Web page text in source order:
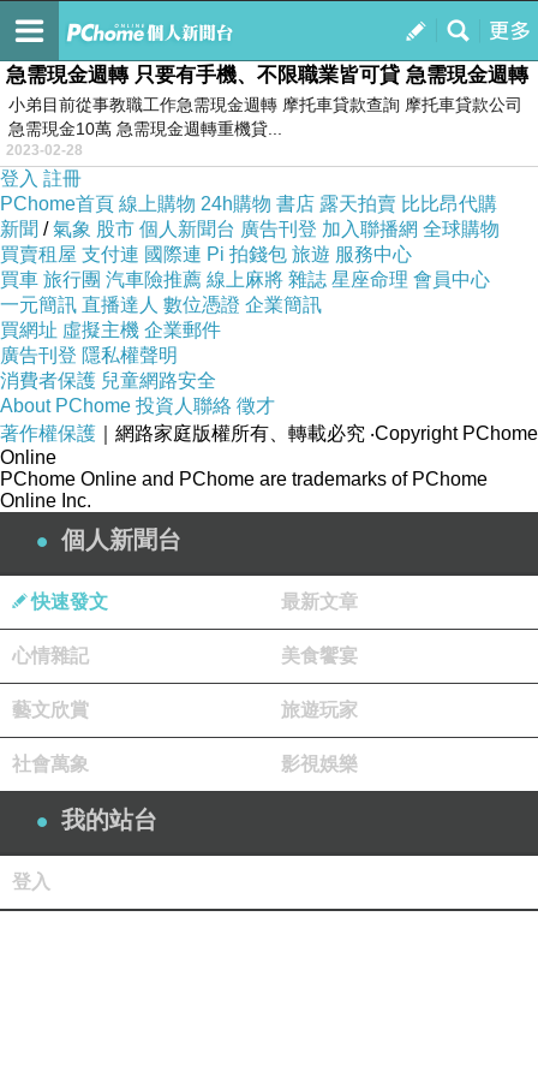
我的
訂閱
背負使人堅強
急需現金週轉 只要有手機、不限職業皆可貸 急需現金週轉
小弟目前從事教職工作急需現金週轉 摩托車貸款查詢 摩托車貸款公司
急需現金10萬 急需現金週轉重機貸...
2023-02-28
登入 註冊
PChome首頁 線上購物 24h購物 書店 露天拍賣 比比昂代購
新聞 /氣象 股市 個人新聞台 廣告刊登 加入聯播網 全球購物
買賣租屋 支付連 國際連 Pi 拍錢包 旅遊 服務中心
買車 旅行團 汽車險推薦 線上麻將 雜誌 星座命理 會員中心
一元簡訊 直播達人 數位憑證 企業簡訊
買網址 虛擬主機 企業郵件
廣告刊登 隱私權聲明
消費者保護 兒童網路安全
About PChome 投資人聯絡 徵才
著作權保護 ｜網路家庭版權所有、轉載必究 ‧Copyright PChome
Online
PChome Online and PChome are trademarks of PChome
Online Inc.
個人新聞台
快速發文 最新文章
心情雜記 美食饗宴
藝文欣賞 旅遊玩家
社會萬象 影視娛樂
我的站台
登入